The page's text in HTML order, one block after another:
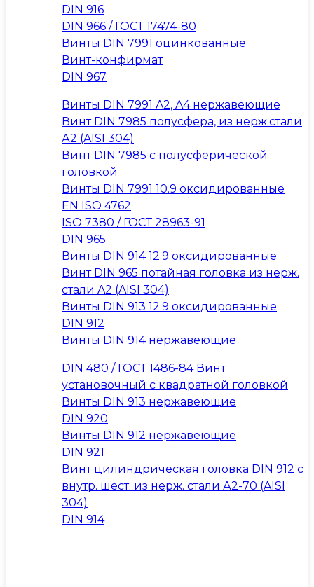
DIN 916
DIN 966 / ГОСТ 17474-80
Винты DIN 7991 оцинкованные
Винт-конфирмат
DIN 967
Винты DIN 7991 A2, A4 нержавеющие
Винт DIN 7985 полусфера, из нерж.стали
А2 (AISI 304)
Винт DIN 7985 с полусферической
головкой
Винты DIN 7991 10.9 оксидированные
EN ISO 4762
ISO 7380 / ГОСТ 28963-91
DIN 965
Винты DIN 914 12.9 оксидированные
Винт DIN 965 потайная головка из нерж.
стали A2 (AISI 304)
Винты DIN 913 12.9 оксидированные
DIN 912
Винты DIN 914 нержавеющие
DIN 480 / ГОСТ 1486-84 Винт
установочный с квадратной головкой
Винты DIN 913 нержавеющие
DIN 920
Винты DIN 912 нержавеющие
DIN 921
Винт цилиндрическая головка DIN 912 с
внутр. шест. из нерж. стали А2-70 (AISI
304)
DIN 914